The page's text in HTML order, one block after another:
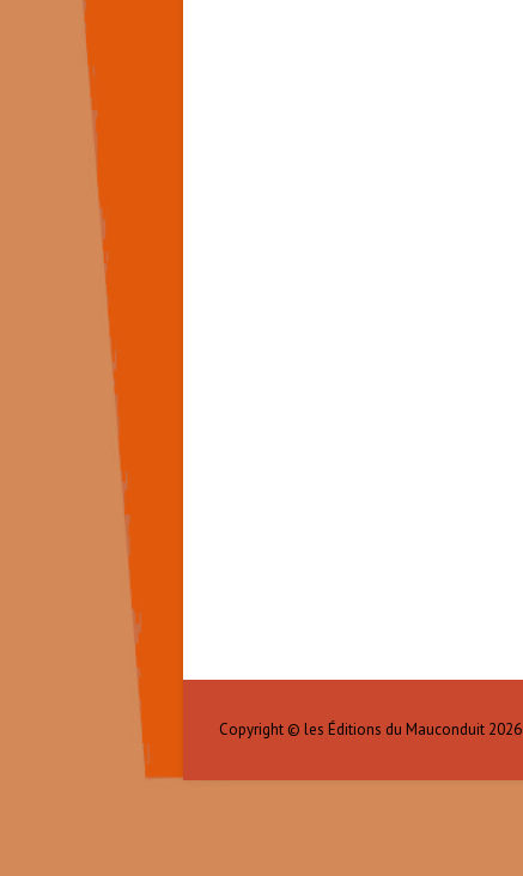
Copyright © les Éditions du Mauconduit 2026